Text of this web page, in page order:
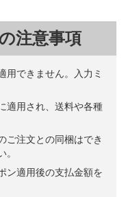
注意事項
用できません。入力ミ
適用され、送料や各種
ご注文との同梱はでき
。
ン適用後の支払金額を